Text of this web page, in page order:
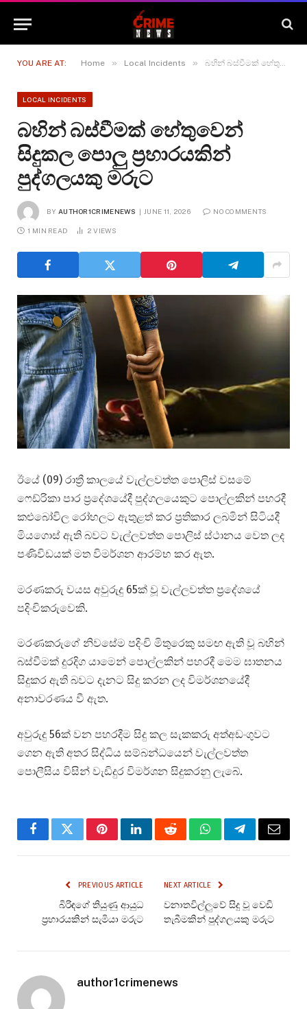
YOU ARE AT: Home » Local Incidents » බහින් බස්වීමක් හේතුවෙන් සිදුකල පොලු ප්‍රහාරයකින් පුද්ගලයකු මරුට
LOCAL INCIDENTS
බහින් බස්වීමක් හේතුවෙන්
සිදුකල පොලු ප්‍රහාරයකින්
පුද්ගලයකු මරුට
BY AUTHOR1CRIMENEWS JUNE 11, 2026 NO COMMENTS
1 MIN READ 2VIEWS
ඊයේ (09) රාත්‍රී කාලයේ වැල්ලවත්ත පොලිස් වසමේ
ෆෙඩ්රිකා පාර ප්‍රදේශයේදී පුද්ගලයෙකුට පොල්ලකින් පහරදී
කළුබෝවිල රෝහලට ඇතුළත් කර ප්‍රතිකාර ලබමින් සිටියදී
මියගොස් ඇති බවට වැල්ලවත්ත පොලිස් ස්ථානය වෙත ලද
පණිවිඩයක් මත විමර්ශන ආරම්භ කර ඇත.
මරණකරු වයස අවුරුදු 65ක් වූ වැල්ලවත්ත ප්‍රදේශයේ
පදිංචිකරුවෙකි.
මරණකරුගේ නිවසේම පදිංචි මිතුරෙකු සමඟ ඇති වූ බහින්
බස්වීමක් දුරදිග යාමෙන් පොල්ලකින් පහරදී මෙම ඝාතනය
සිදුකර ඇති බවට දැනට සිදු කරන ලද විමර්ශනයේදී
අනාවරණය වී ඇත.
අවුරුදු 56ක් වන පහරදීම සිදු කල සැකකරු අත්අඩංගුවට
ගෙන ඇති අතර සිද්ධිය සම්බන්ධයෙන් වැල්ලවත්ත
පොලීසිය විසින් වැඩිදුර විමර්ශන සිදුකරනු ලැබේ.
FacebookTwitterPinterestLinkedInRedditWhatsAppTelegramEmail
PREVIOUS ARTICLE
බිරිඳගේ තියුණු ආයුධ
ප්‍රහාරයකින් සැමියා මරුට
NEXT ARTICLE
වනාතවිල්ලුවේ සිදු වූ වෙඩි
තැබීමකින් පුද්ගලයකු මරුට
author1crimenews